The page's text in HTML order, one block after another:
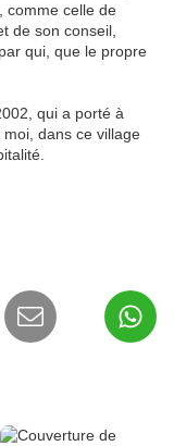
comme celle de
de son conseil,
qui, que le propre
qui a porté à
dans ce village